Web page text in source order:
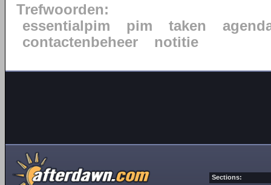
Trefwoorden:
essentialpim
pim taken
contactenbeheer
notitie
Sections: